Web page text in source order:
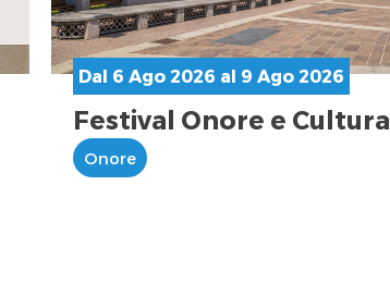
Dal 6 Ago 2026 al 9 Ago 2026
Festival Onore e Cultura
Onore